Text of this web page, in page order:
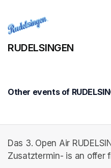
RUDELSINGEN
Other events of
Das 3. Open Air
Zusatztermin- is an offer